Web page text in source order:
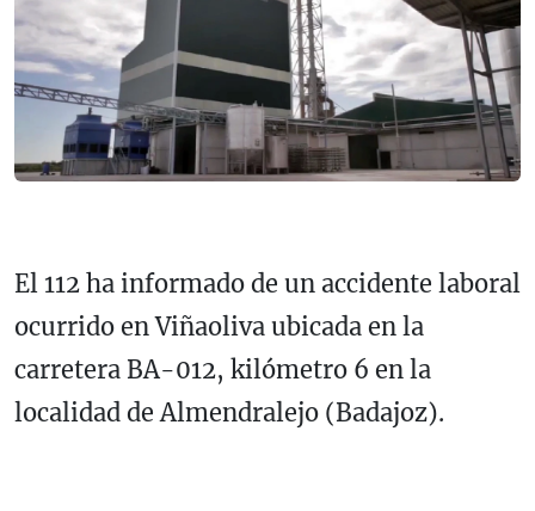
El 112 ha informado de un accidente laboral
ocurrido en Viñaoliva ubicada en la
carretera BA-012, kilómetro 6 en la
localidad de Almendralejo (Badajoz).